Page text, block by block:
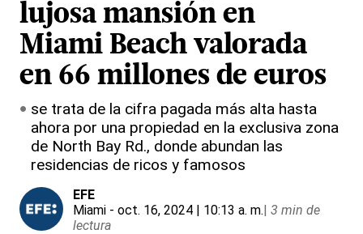
lujosa mansión en
Miami Beach valorada
en 66 millones de euros
se trata de la cifra pagada más alta hasta
ahora por una propiedad en la exclusiva zona
de North Bay Rd., donde abundan las
residencias de ricos y famosos
EFE
Miami - oct. 16, 2024 | 10:13 a. m.| 3 min de
lectura